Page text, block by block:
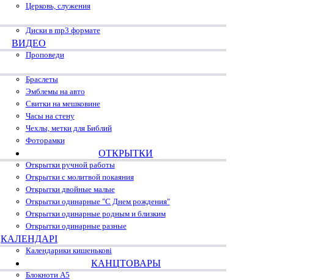
Церковь, служения
Диски в mp3 формате
ВИДЕО
Проповеди
Браслеты
Эмблемы на авто
Свитки на мешковине
Часы на стену
Чехлы, метки для Библий
Фоторамки
ОТКРЫТКИ
Открытки ручной работы
Открытки с молитвой покаяния
Открытки двойные малые
Открытки одинарные "С Днем рождения"
Открытки одинарные родным и близким
Открытки одинарные разные
КАЛЕНДАРІ
Календарики кишенькові
КАНЦТОВАРЫ
Блокноти А5